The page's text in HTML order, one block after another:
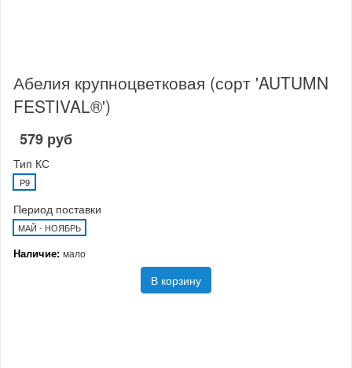
Абелия крупноцветковая (сорт 'AUTUMN
FESTIVAL®')
579 руб
Тип КС
P9
Период поставки
МАЙ - НОЯБРЬ
Наличие: мало
В корзину